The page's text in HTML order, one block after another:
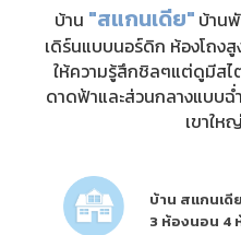
บ้าน "สแกนเดีย" บ้าน
เดิร์นแบบนอร์ดิก ห้องโถง
ให้ความรู้สึกชิลๆแต่ดูมีส
ดาดฟ้าและส่วนกลางแบบ
เขาให
บ้าน สแกนเดี
3 ห้องนอน 4